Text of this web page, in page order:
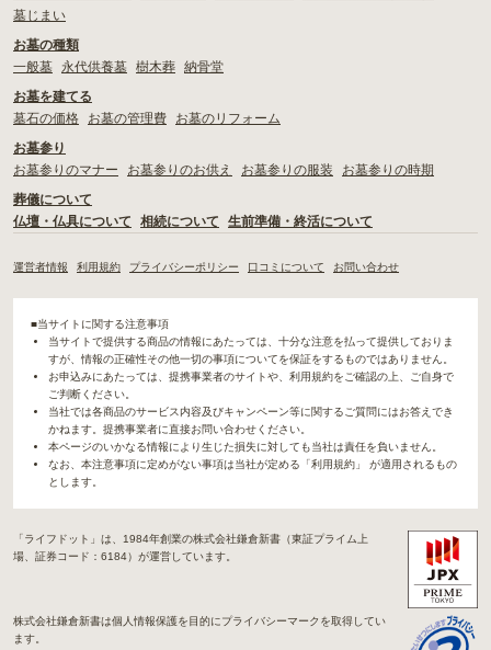
墓じまい
お墓の種類
一般墓
永代供養墓 樹木葬 納骨堂
お墓を建てる
墓石の価格
お墓の管理費
お墓のリフォーム
お墓参り
お墓参りのマナー
お墓参りのお供え お墓参りの服装
お墓参りの時期
葬儀について
仏壇・仏具について
相続について 生前準備・終活について
運営者情報 利用規約 プライバシーポリシー 口コミについて お問い合わせ
■当サイトに関する注意事項
当サイトで提供する商品の情報にあたっては、十分な注意を払って提供しておりま
すが、情報の正確性その他一切の事項についてを保証をするものではありません。
お申込みにあたっては、提携事業者のサイトや、利用規約をご確認の上、ご自身で
ご判断ください。
当社では各商品のサービス内容及びキャンペーン等に関するご質問にはお答えでき
かねます。提携事業者に直接お問い合わせください。
本ページのいかなる情報により生じた損失に対しても当社は責任を負いません。
なお、本注意事項に定めがない事項は当社が定める「利用規約」 が適用されるもの
とします。
「ライフドット」は、1984年創業の株式会社鎌倉新書（東証プライム上
場、証券コード：6184）が運営しています。
株式会社鎌倉新書は個人情報保護を目的にプライバシーマークを取得してい
ます。